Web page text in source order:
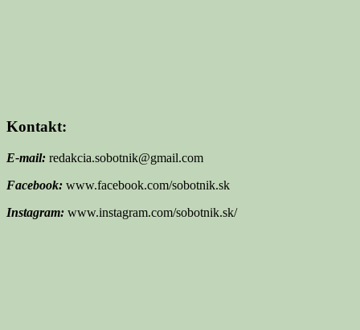
Kontakt:
E-mail: redakcia.sobotnik@gmail.com
Facebook: www.facebook.com/sobotnik.sk
Instagram: www.instagram.com/sobotnik.sk/